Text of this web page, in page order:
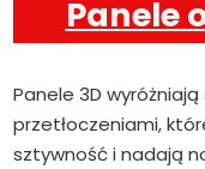
Panele
Panele 3D
przetłoczeniami,
sztywność i nadają